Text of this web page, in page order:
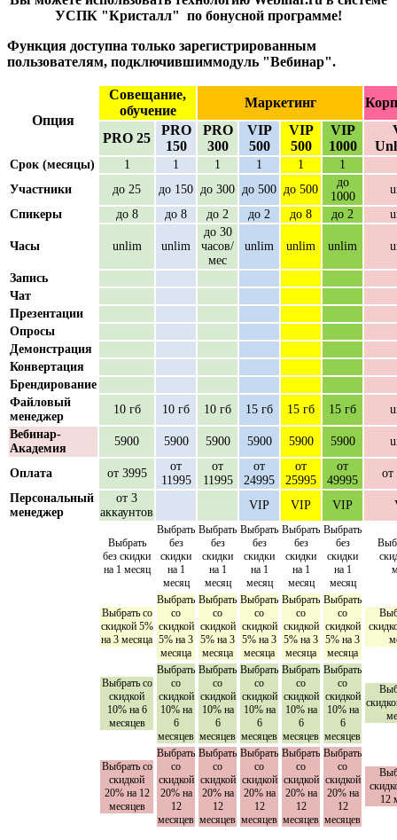
УСПК "Кристалл" по бонусной программе!
Функция доступна только зарегистрированным
пользователям, подключившиммодуль "Вебинар".
Опция
Совещание,
обучение
Маркетинг
PRO 25
PRO
150
PRO
300
VIP
500
VIP
500
VIP
1000
Срок (месяцы) 1 1 1 1 1
1
Участники
до 25 до 150 до 300 до 500 до 500
до
1000
Спикеры
до 8 до 8 до 2 до 2 до 8 до 2
Часы unlim unlim
до 30
часов/
мес
unlim unlim unlim
Запись
Чат
Презентации
Опросы
Демонстрация
Конвертация
Брендирование
Файловый
менеджер
10 гб 10 гб 10 гб 15 гб 15 гб 15 гб
Вебинар-
Академия
5900 5900 5900 5900 5900 5900
Оплата от 3995
от
11995
от
11995
от
24995
от
25995
от
49995
от
Персональный
менеджер
от 3
аккаунтов
VIP VIP VIP
Выбрать
без скидки
на 1 месяц
Выбрать
без
скидки
на 1
месяц
Выбрать
без
скидки
на 1
месяц
Выбрать
без
скидки
на 1
месяц
Выбрать
без
скидки
на 1
месяц
Выбрать
без
скидки
на 1
месяц
Выбрать со
скидкой 5%
на 3 месяца
Выбрать
со
скидкой
5% на 3
месяца
Выбрать
со
скидкой
5% на 3
месяца
Выбрать
со
скидкой
5% на 3
месяца
Выбрать
со
скидкой
5% на 3
месяца
Выбрать
со
скидкой
5% на 3
месяца
Выбрать со
скидкой
10% на 6
месяцев
Выбрать
со
скидкой
10% на
6
месяцев
Выбрать
со
скидкой
10% на
6
месяцев
Выбрать
со
скидкой
10% на
6
месяцев
Выбрать
со
скидкой
10% на
6
месяцев
Выбрать
со
скидкой
10% на
6
месяцев
Выбрать со
скидкой
20% на 12
месяцев
Выбрать
со
скидкой
20% на
12
месяцев
Выбрать
со
скидкой
20% на
12
месяцев
Выбрать
со
скидкой
20% на
12
месяцев
Выбрать
со
скидкой
20% на
12
месяцев
Выбрать
со
скидкой
20% на
12
месяцев
12